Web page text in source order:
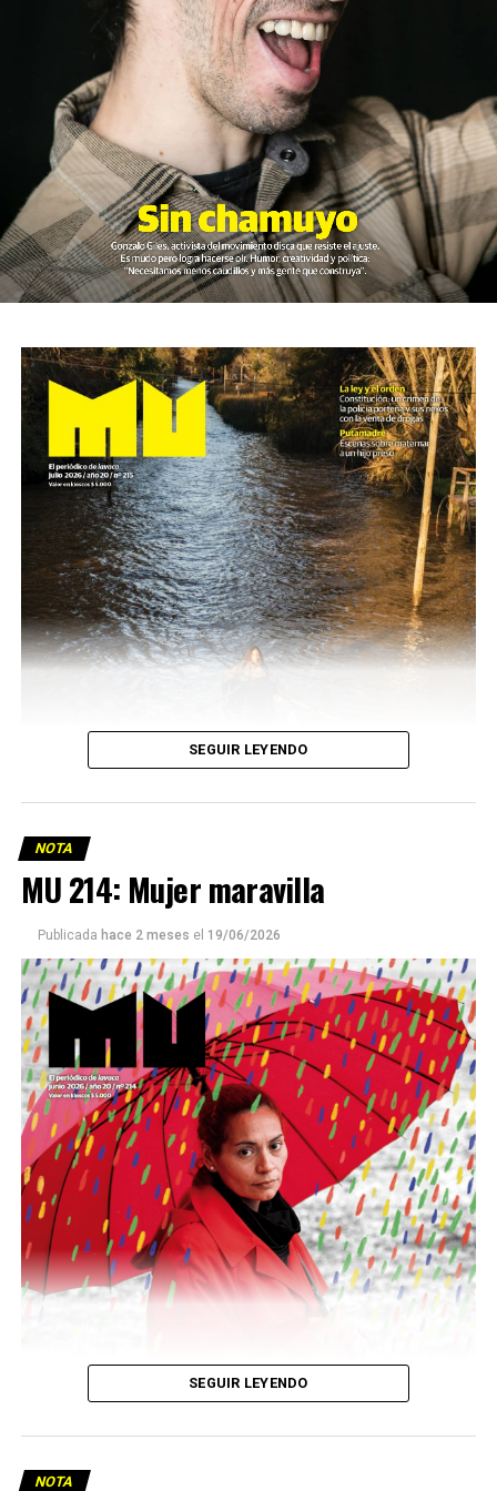
Este número 215 de MU ☝️viene con doble tapa, que
podría ser una frase:
Sin chamuyo, a remarla.
Descargar la Mu en PDF
SEGUIR LEYENDO
NOTA
MU 214: Mujer maravilla
Publicada hace 2 meses el 19/06/2026
SEGUIR LEYENDO
NOTA